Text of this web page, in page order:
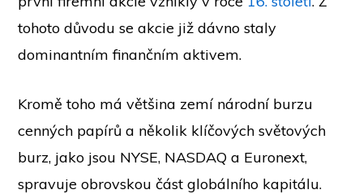
tohoto důvodu se akcie již dávno staly
dominantním finančním aktivem.
Kromě toho má většina zemí národní burzu
cenných papírů a několik klíčových světových
burz, jako jsou NYSE, NASDAQ a Euronext,
spravuje obrovskou část globálního kapitálu.